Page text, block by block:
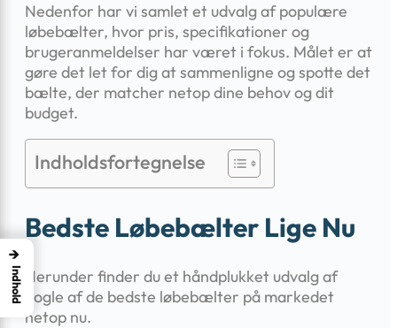
Nedenfor har vi samlet et udvalg af populære
løbebælter, hvor pris, specifikationer og
brugeranmeldelser har været i fokus. Målet er at
gøre det let for dig at sammenligne og spotte det
bælte, der matcher netop dine behov og dit
budget.
Indholdsfortegnelse
Bedste Løbebælter Lige Nu
Herunder finder du et håndplukket udvalg af
nogle af de bedste løbebælter på markedet
netop nu.
→
Indhold